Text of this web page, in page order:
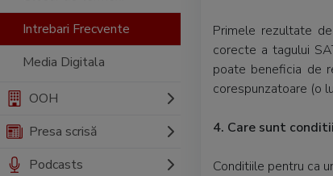
Intrebari Frecvente
Media Digitala
OOH
Presa scrisă
Podcasts
Primele rezultate
corecte a tagului
poate beneficia de
corespunzatoare (o
4. Care sunt
Conditiile pentru ca